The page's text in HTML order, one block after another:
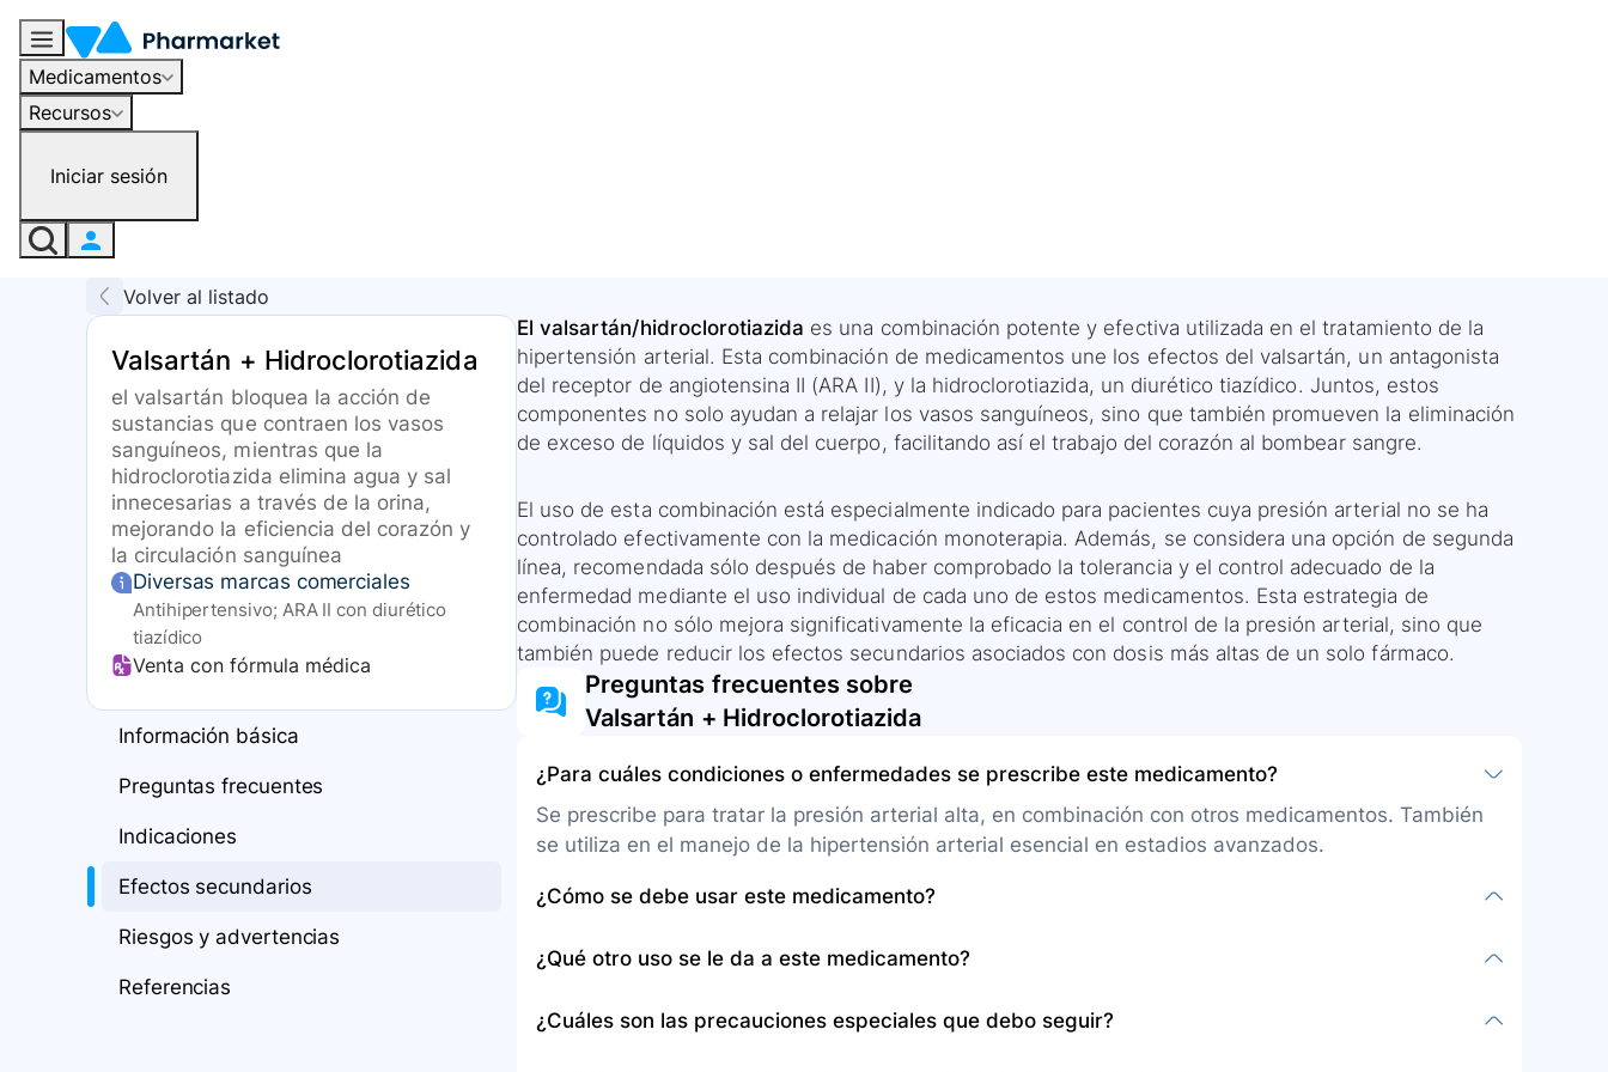
Medicamentos
Recursos
Iniciar sesión
Volver al listado
Valsartán + Hidroclorotiazida
el valsartán bloquea la acción de
sustancias que contraen los vasos
sanguíneos, mientras que la
hidroclorotiazida elimina agua y sal
innecesarias a través de la orina,
mejorando la eficiencia del corazón y
la circulación sanguínea
Diversas marcas comerciales
Antihipertensivo; ARA II con diurético
tiazídico
Venta con fórmula médica
Información básica
Preguntas frecuentes
Indicaciones
Efectos secundarios
Riesgos y advertencias
Referencias
El valsartán/hidroclorotiazida es una combinación potente y efectiva utilizada en el tratamiento de la
hipertensión arterial. Esta combinación de medicamentos une los efectos del valsartán, un antagonista
del receptor de angiotensina II (ARA II), y la hidroclorotiazida, un diurético tiazídico. Juntos, estos
componentes no solo ayudan a relajar los vasos sanguíneos, sino que también promueven la eliminación
de exceso de líquidos y sal del cuerpo, facilitando así el trabajo del corazón al bombear sangre.
El uso de esta combinación está especialmente indicado para pacientes cuya presión arterial no se ha
controlado efectivamente con la medicación monoterapia. Además, se considera una opción de segunda
línea, recomendada sólo después de haber comprobado la tolerancia y el control adecuado de la
enfermedad mediante el uso individual de cada uno de estos medicamentos. Esta estrategia de
combinación no sólo mejora significativamente la eficacia en el control de la presión arterial, sino que
también puede reducir los efectos secundarios asociados con dosis más altas de un solo fármaco.
Preguntas frecuentes sobre
Valsartán + Hidroclorotiazida
¿Para cuáles condiciones o enfermedades se prescribe este medicamento?
Se prescribe para tratar la presión arterial alta, en combinación con otros medicamentos. También
se utiliza en el manejo de la hipertensión arterial esencial en estadios avanzados.
¿Cómo se debe usar este medicamento?
alimentos. Se debe comenzar con una dosis baja que el médico incrementará gradualmente.
¿Qué otro uso se le da a este medicamento?
esencial en estadios avanzados.
¿Cuáles son las precauciones especiales que debo seguir?